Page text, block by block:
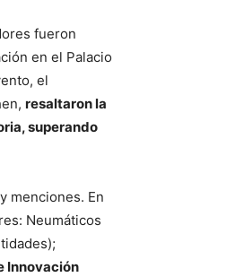
fueron
en el Palacio
el
resaltaron la
superando
menciones. En
Neumáticos
Innovación